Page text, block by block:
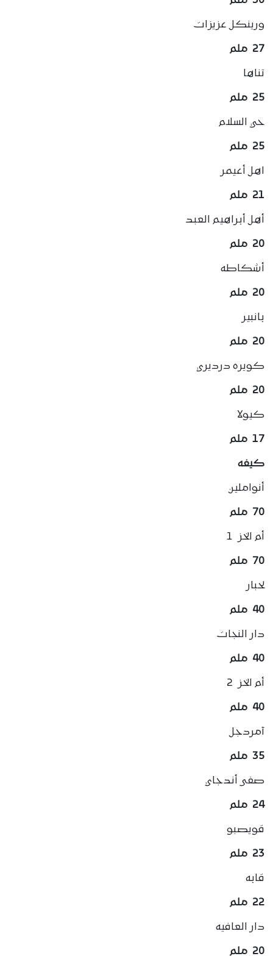
ورينكل عزيزات
27 ملم
تناها
25 ملم
حي السلام
25 ملم
اهل أعيمر
21 ملم
أهل أبراهيم العبد
20 ملم
أشكاطه
20 ملم
بانبير
20 ملم
كويره درديري
20 ملم
كيولا
17 ملم
كيفه
أنواملين
70 ملم
أم الخز 1
70 ملم
لحبار
40 ملم
دار النجات
40 ملم
أم الخز 2
40 ملم
آمردجل
35 ملم
صفى أندجاي
24 ملم
قويصبو
23 ملم
قابه
22 ملم
دار العافيه
20 ملم